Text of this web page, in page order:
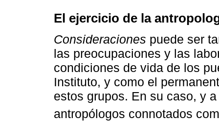
El ejercicio de la
Consideraciones puede ser
las preocupaciones y las
condiciones de vida de los
Instituto, y como el
estos grupos. En su caso, y
antropólogos connotados